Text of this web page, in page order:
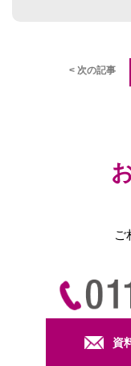
< 次の記事
ご
資